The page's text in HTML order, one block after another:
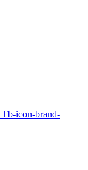
Tb-icon-brand-